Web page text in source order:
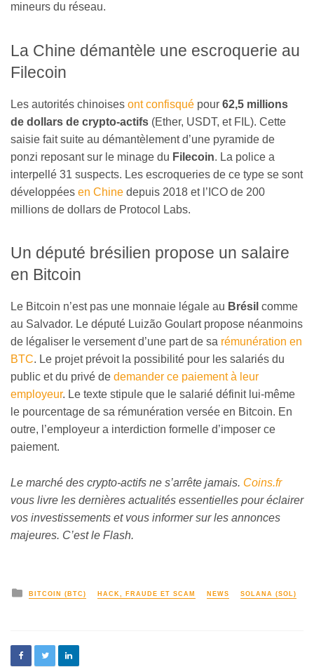
mineurs du réseau.
La Chine démantèle une escroquerie au
Filecoin
Les autorités chinoises ont confisqué pour 62,5 millions
de dollars de crypto-actifs (Ether, USDT, et FIL). Cette
saisie fait suite au démantèlement d’une pyramide de
ponzi reposant sur le minage du Filecoin. La police a
interpellé 31 suspects. Les escroqueries de ce type se sont
développées en Chine depuis 2018 et l’ICO de 200
millions de dollars de Protocol Labs.
Un député brésilien propose un salaire
en Bitcoin
Le Bitcoin n’est pas une monnaie légale au Brésil comme
au Salvador. Le député Luizão Goulart propose néanmoins
de légaliser le versement d’une part de sa rémunération en
BTC. Le projet prévoit la possibilité pour les salariés du
public et du privé de demander ce paiement à leur
employeur. Le texte stipule que le salarié définit lui-même
le pourcentage de sa rémunération versée en Bitcoin. En
outre, l’employeur a interdiction formelle d’imposer ce
paiement.
Le marché des crypto-actifs ne s’arrête jamais. Coins.fr
vous livre les dernières actualités essentielles pour éclairer
vos investissements et vous informer sur les annonces
majeures. C’est le Flash.
BITCOIN (BTC) HACK, FRAUDE ET SCAM NEWS SOLANA (SOL)